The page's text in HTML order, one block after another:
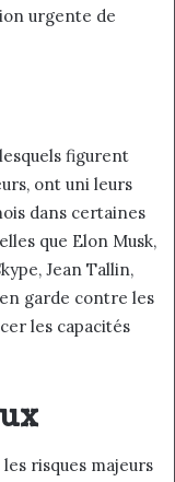
urgente de
figurent
ont uni leurs
dans certaines
que Elon Musk,
Jean Tallin,
garde contre les
les capacités
risques majeurs